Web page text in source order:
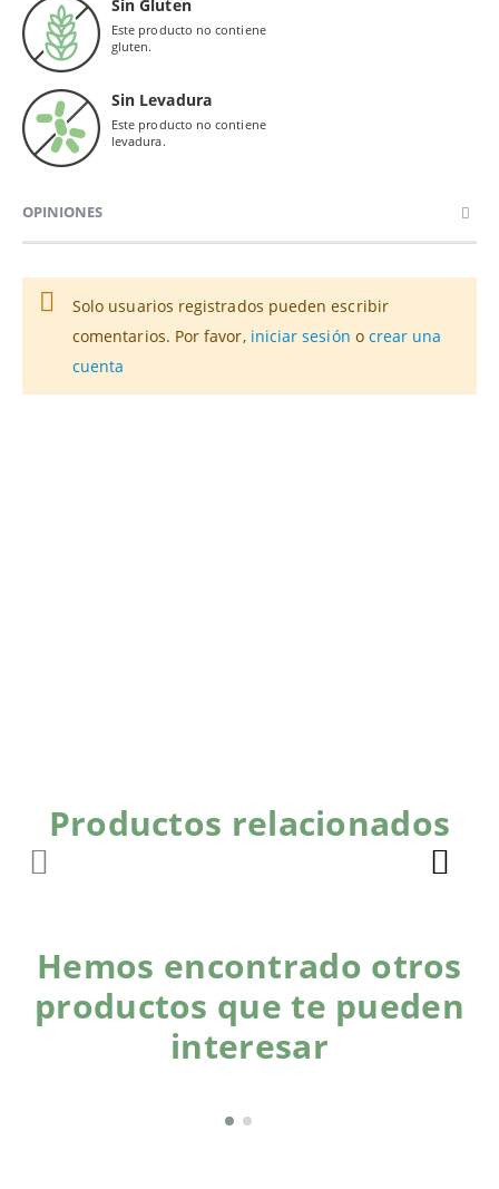
Sin Gluten
Este producto no contiene
gluten.
Sin Levadura
Este producto no contiene
levadura.
OPINIONES
Solo usuarios registrados pueden escribir
comentarios. Por favor, iniciar sesión o crear una
cuenta
Productos relacionados
Hemos encontrado otros
productos que te pueden
interesar